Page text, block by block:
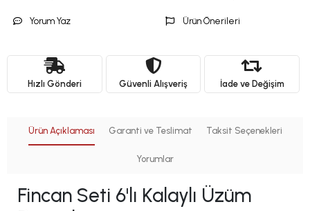
Yorum Yaz Ürün Önerileri
Hızlı Gönderi Güvenli Alışveriş İade ve Değişim
Ürün Açıklaması Garanti ve Teslimat Taksit Seçenekleri
Yorumlar
Fincan Seti 6'lı Kalaylı Üzüm